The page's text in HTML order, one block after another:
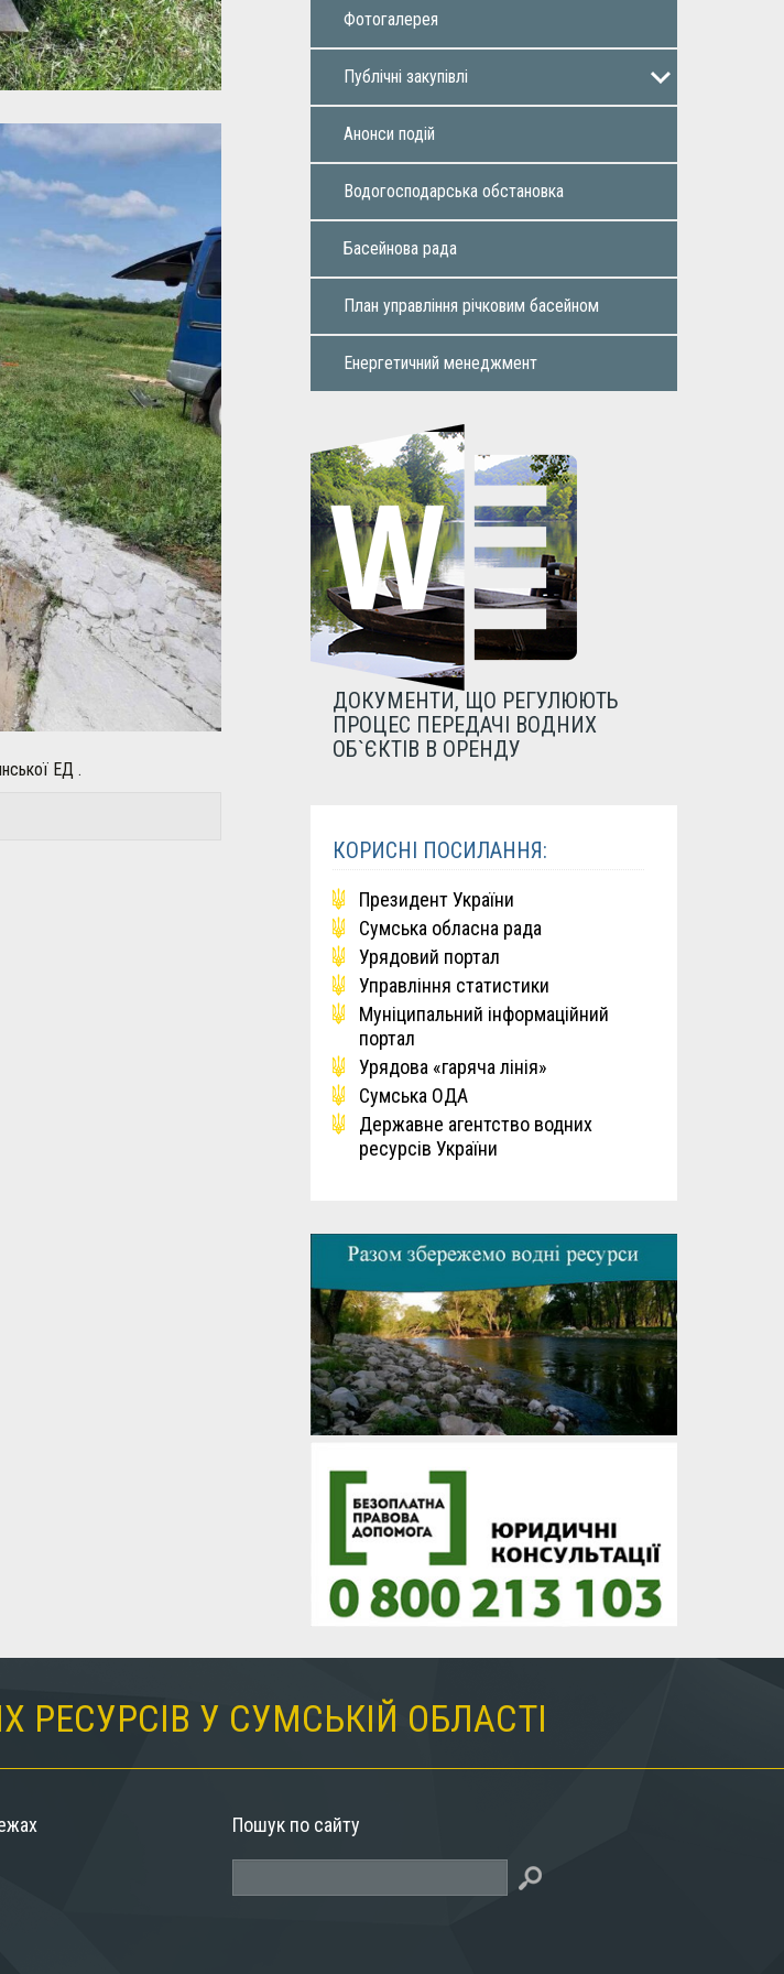
ЕД .
Фотогалерея
Публічні закупiвлi
Анонси подій
Водогосподарська обстановка
Басейнова рада
План управління річковим басейном
Енергетичний менеджмент
ДОКУМЕНТИ, ЩО РЕГУЛЮЮТЬ
ПРОЦЕС ПЕРЕДАЧІ ВОДНИХ
ОБ`ЄКТІВ В ОРЕНДУ
КОРИСНІ ПОСИЛАННЯ:
Президент України
Сумська обласна рада
Урядовий портал
Управління статистики
Мунiципальний iнформацiйний
портал
Урядова «гаряча лінія»
Сумська ОДА
Державне агентство водних
ресурсів України
РЕСУРСІВ У СУМСЬКІЙ ОБЛАСТІ
Пошук по сайту